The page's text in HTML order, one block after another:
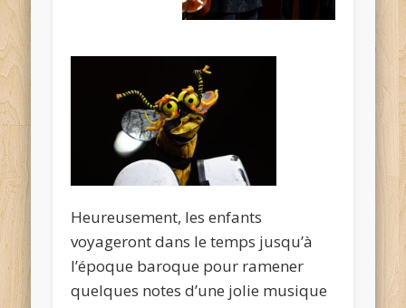
Heureusement, les enfants
voyageront dans le temps jusqu’à
l’époque baroque pour ramener
quelques notes d’une jolie musique